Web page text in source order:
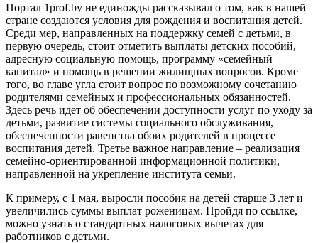
Портал 1prof.by не единожды рассказывал о том, как в нашей
стране создаются условия для рождения и воспитания детей.
Cреди мер, направленных на поддержку семей с детьми, в
первую очередь, стоит отметить выплаты детских пособий,
адресную социальную помощь, программу «семейный
капитал» и помощь в решении жилищных вопросов. Кроме
того, во главе угла стоит вопрос по возможному сочетанию
родителями семейных и профессиональных обязанностей.
Здесь речь идет об обеспечении доступности услуг по уходу за
детьми, развитие системы социального обслуживания,
обеспеченности равенства обоих родителей в процессе
воспитания детей. Третье важное направление – реализация
семейно-ориентированной информационной политики,
направленной на укрепление института семьи.
К примеру, с 1 мая, выросли пособия на детей старше 3 лет и
увеличились суммы выплат роженицам. Пройдя по ссылке,
можно узнать о стандартных налоговых вычетах для
работников с детьми.